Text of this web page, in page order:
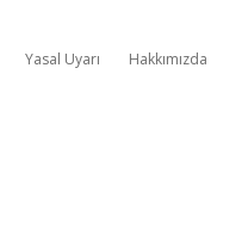
Yasal Uyarı Hakkımızda